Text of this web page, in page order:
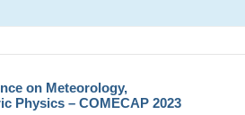
on Meteorology,
Physics – COMECAP 2023